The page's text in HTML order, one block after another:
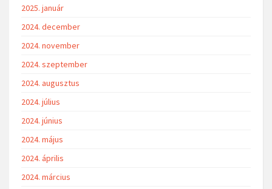
2025. január
2024. december
2024. november
2024. szeptember
2024. augusztus
2024. július
2024. június
2024. május
2024. április
2024. március